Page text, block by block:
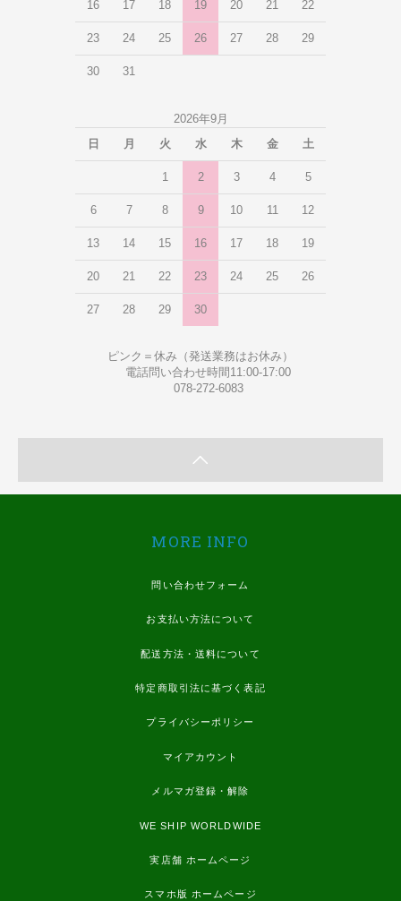
16 17 18 19 20 21 22
23 24 25 26 27 28 29
30 31
2026年9月
日
月 火 水 木 金 土
1 2 3 4 5
6 7 8 9 10 11 12
13 14 15 16 17 18 19
20 21 22 23 24 25 26
27 28 29 30
ピンク＝休み（発送業務はお休み）
電話問い合わせ時間11:00-17:00
078-272-6083
MORE INFO
問い合わせフォーム
お支払い方法について
配送方法・送料について
特定商取引法に基づく表記
プライバシーポリシー
マイアカウント
メルマガ登録・解除
WE SHIP WORLDWIDE
実店舗 ホームページ
スマホ版 ホームページ